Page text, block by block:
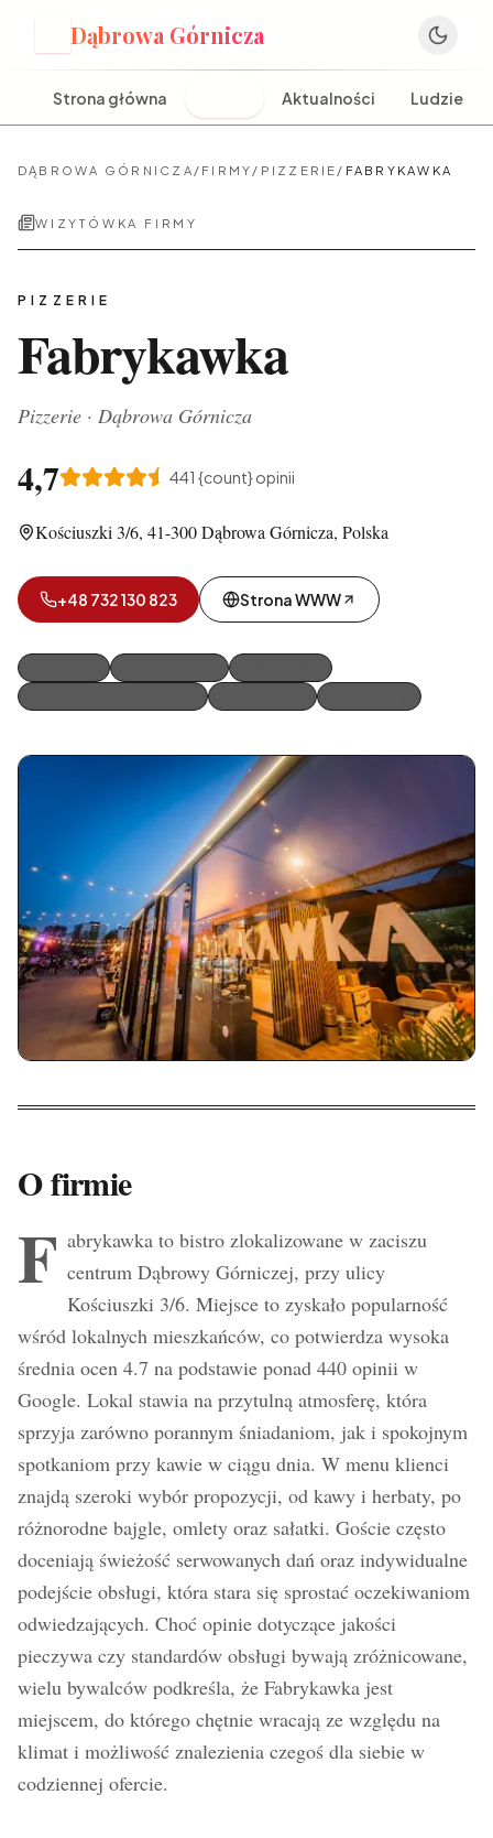
Dąbrowa Górnicza
Strona główna Aktualności Ludzie
DĄBROWA GÓRNICZA / FIRMY / PIZZERIE / FABRYKAWKA
WIZYTÓWKA FIRMY
PIZZERIE
Fabrykawka
Pizzerie · Dąbrowa Górnicza
4,7 441 {count} opinii
Kościuszki 3/6, 41-300 Dąbrowa Górnicza, Polska
+48 732 130 823 Strona WWW
O firmie
F abrykawka to bistro zlokalizowane w zaciszu
centrum Dąbrowy Górniczej, przy ulicy
Kościuszki 3/6. Miejsce to zyskało popularność
wśród lokalnych mieszkańców, co potwierdza wysoka
średnia ocen 4.7 na podstawie ponad 440 opinii w
Google. Lokal stawia na przytulną atmosferę, która
sprzyja zarówno porannym śniadaniom, jak i spokojnym
spotkaniom przy kawie w ciągu dnia. W menu klienci
znajdą szeroki wybór propozycji, od kawy i herbaty, po
różnorodne bajgle, omlety oraz sałatki. Goście często
doceniają świeżość serwowanych dań oraz indywidualne
podejście obsługi, która stara się sprostać oczekiwaniom
odwiedzających. Choć opinie dotyczące jakości
pieczywa czy standardów obsługi bywają zróżnicowane,
wielu bywalców podkreśla, że Fabrykawka jest
miejscem, do którego chętnie wracają ze względu na
klimat i możliwość znalezienia czegoś dla siebie w
codziennej ofercie.